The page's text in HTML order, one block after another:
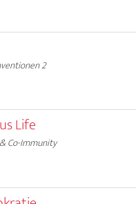
2
Life
Co-Immunity